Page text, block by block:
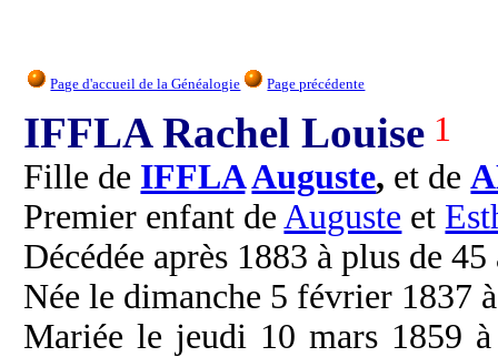
Page d'accueil de la Généalogie Page précédente
IFFLA Rachel Louise 1
Fille de IFFLAAuguste, et de
Premier enfant de Auguste et
Décédée après 1883 à plus de 45
Née le dimanche 5 février 1837
Mariée le jeudi 10 mars 1859